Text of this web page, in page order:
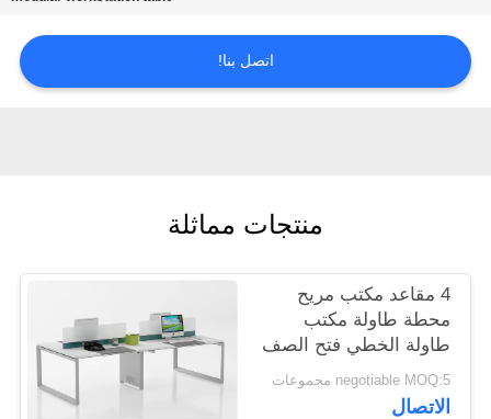
اطلب
PRIVACY
POLICY
اتصل بنا!
منتجات مماثلة
4 مقاعد مكتب مريح
محطة طاولة مكتب
طاولة الخطي فتح الصف
E0 للموظفين
negotiable MOQ:5 مجموعات
الاتصال